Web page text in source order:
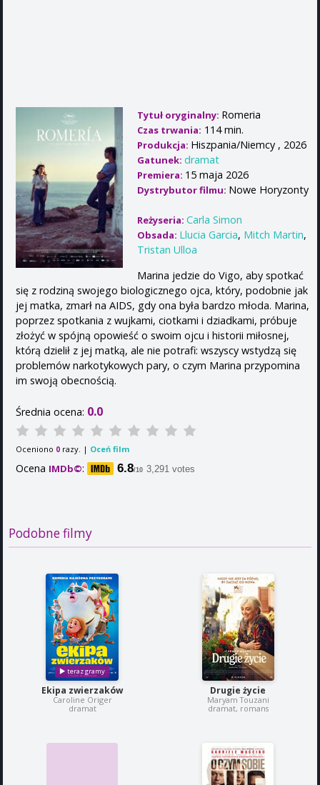
Tytuł oryginalny: Romeria
Czas trwania: 114 min.
Produkcja: Hiszpania/Niemcy , 2026
Gatunek: dramat
Premiera: 15 maja 2026
Dystrybutor filmu: Nowe Horyzonty
Reżyseria: Carla Simon
Obsada: Llucia Garcia, Mitch Martin,
Tristan Ulloa
Marina jedzie do Vigo, aby spotkać
się z rodziną swojego biologicznego ojca, który, podobnie jak
jej matka, zmarł na AIDS, gdy ona była bardzo młoda. Marina,
poprzez spotkania z wujkami, ciotkami i dziadkami, próbuje
złożyć w spójną opowieść o swoim ojcu i historii miłosnej,
którą dzielił z jej matką, ale nie potrafi: wszyscy wstydzą się
problemów narkotykowych pary, o czym Marina przypomina
im swoją obecnością.
Średnia ocena: 0.0
Oceniono 0 razy. | Oceń film
Ocena IMDb©: 6.8/10 3,291 votes
Podobne filmy
Ekipa zwierzaków
Caroline Origer
dramat
Drugie życie
Maryam Touzani
dramat, romans